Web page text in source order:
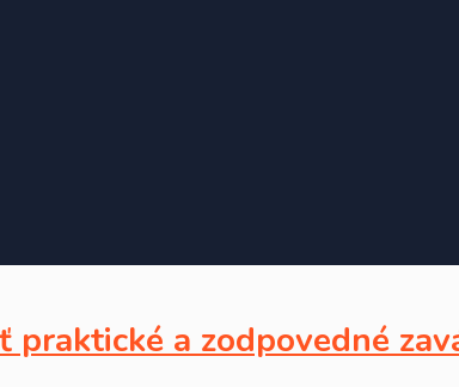
a zodpovedné